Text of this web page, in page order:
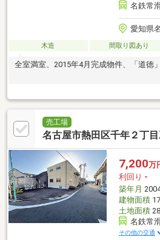
名鉄常
愛知県
木造 間取り図あり
全室満室、2015年4月完成物件、「道徳
売工場
名古屋市熱田区千年２丁
7,200万
利回り -
築年月
建物面積
土地面積
名鉄常
その他の交通